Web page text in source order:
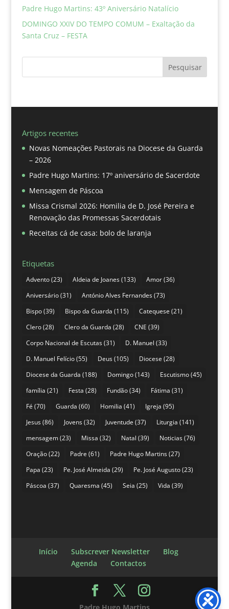
Padre Hugo Martins: 43º Aniversário Natalício
DOMINGO XXIV DO TEMPO COMUM – Exaltação da
Santa Cruz – FESTA
Pesquisar
Artigos recentes
Novas Nomeações Pastorais na Diocese da Guarda
– 2026
Padre Hugo Martins: 17º aniversário de Sacerdote
Mensagem de Páscoa
Missa Crismal 2026: Homilia de D. José Pereira e
Renovação das Promessas Sacerdotais
Receitas cá de casa: bolo de laranja
Etiquetas
Advento(23) Aldeia de Joanes(133) Amor(36)
Aniversário(31) António Alves Fernandes(73)
Bispo(39) Bispo da Guarda (115) Catequese (21)
Clero(28) Clero da Guarda (28) CNE (39)
Corpo Nacional de Escutas(31) D. Manuel (33)
D. Manuel Felício(55) Deus(105) Diocese (28)
Diocese da Guarda (188) Domingo(143) Escutismo(45)
família (21) Festa (28) Fundão(34) Fátima (31)
Fé (70) Guarda (60) Homilia (41) Igreja (95)
Jesus(86) Jovens(32) Juventude (37) Liturgia (141)
mensagem(23) Missa (32) Natal (39) Noticias(76)
Oração(22) Padre (61) Padre Hugo Martins(27)
Papa (23) Pe. José Almeida (29) Pe. José Augusto(23)
Páscoa (37) Quaresma (45) Seia (25) Vida (39)
Início Subscrever Newsletter
Blog
Agenda
Contactos